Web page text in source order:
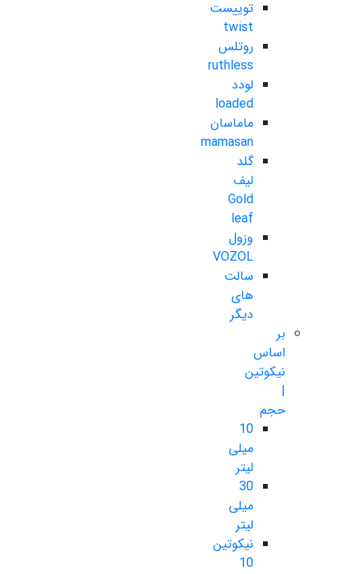
توییست
twist
روتلس
ruthless
لودد
loaded
ماماسان
mamasan
گلد
لیف
Gold
leaf
وزول
VOZOL
سالت
های
دیگر
بر
اساس
نیکوتین
|
حجم
10
میلی
لیتر
30
میلی
لیتر
نیکوتین
10